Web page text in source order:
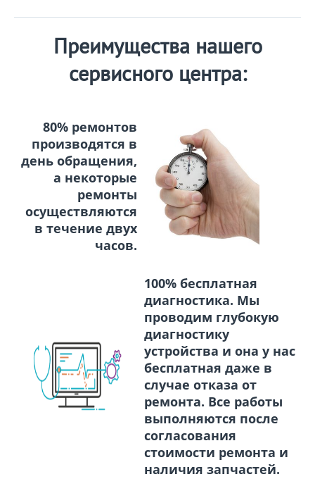
Преимущества нашего
сервисного центра:
80% ремонтов
производятся в
день обращения,
а некоторые
ремонты
осуществляются
в течение двух
часов.
100% бесплатная
диагностика. Мы
проводим глубокую
диагностику
устройства и она у нас
бесплатная даже в
случае отказа от
ремонта. Все работы
выполняются после
согласования
стоимости ремонта и
наличия запчастей.